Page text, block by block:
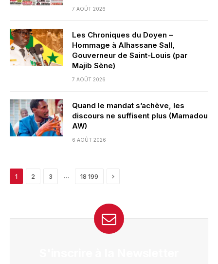
7 AOÛT 2026
Les Chroniques du Doyen –
Hommage à Alhassane Sall,
Gouverneur de Saint-Louis (par
Majib Sène)
7 AOÛT 2026
Quand le mandat s’achève, les
discours ne suffisent plus (Mamadou
AW)
6 AOÛT 2026
1 2 3 … 18 199 Next